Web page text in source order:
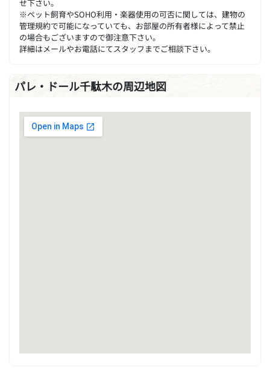
せ下さい。
※ペット飼育やSOHO利用・楽器使用の可否に関しては、建物の
管理規約で可能になっていても、お部屋の所有者様によって禁止
の場合もございますので御注意下さい。
詳細はメールやお電話にてスタッフまでご相談下さい。
パレ・ドール千駄木の周辺地図